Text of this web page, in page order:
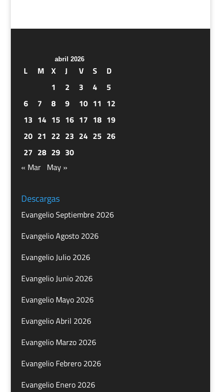
abril 2026
L M X J V S
D
1
2 3 4
5
6
7 8 9 10 11 12
13 14 15 16 17 18 19
20 21 22 23 24 25 26
27 28 29 30
« Mar May »
Descargas
Evangelio Septiembre 2026
Evangelio Agosto 2026
Evangelio Julio 2026
Evangelio Junio 2026
Evangelio Mayo 2026
Evangelio Abril 2026
Evangelio Marzo 2026
Evangelio Febrero 2026
Evangelio Enero 2026